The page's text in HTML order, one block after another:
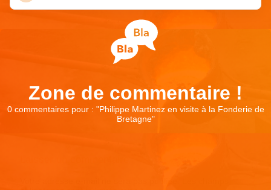
Zone de commentaire !
0 commentaires pour : "Philippe Martinez en visite à la Fonderie de
Bretagne"